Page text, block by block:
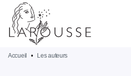
MENU
PIED DE PAGE
Accueil • Les auteurs